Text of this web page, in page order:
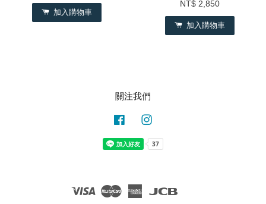
加入購物車
NT$ 2,850
加入購物車
關注我們
Facebook
Visa Master American